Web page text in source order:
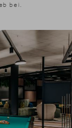
bei.